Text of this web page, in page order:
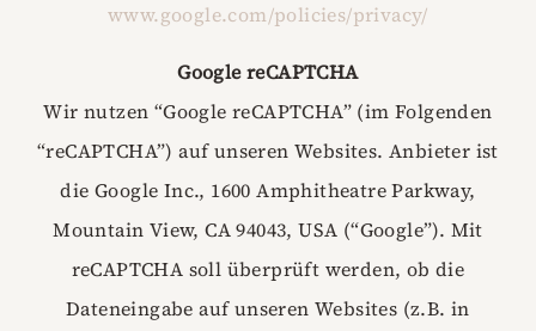
www.google.com/policies/privacy/
Google reCAPTCHA
Wir nutzen “Google reCAPTCHA” (im Folgenden
“reCAPTCHA”) auf unseren Websites. Anbieter ist
die Google Inc., 1600 Amphitheatre Parkway,
Mountain View, CA 94043, USA (“Google”). Mit
reCAPTCHA soll überprüft werden, ob die
Dateneingabe auf unseren Websites (z.B. in